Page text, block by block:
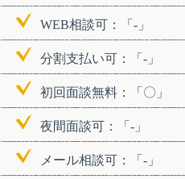
WEB相談可：「-」
分割支払い可：「-」
初回面談無料：「〇」
夜間面談可：「-」
メール相談可：「-」